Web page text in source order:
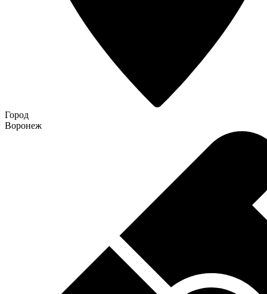
Город
Воронеж